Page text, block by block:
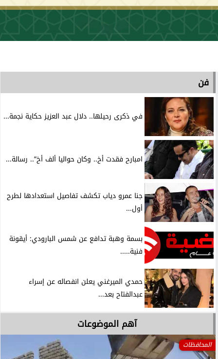
فن
في ذكرى رحيلها.. دلال عبد العزيز حكاية نجمة...
امبارح فقدت أخ.. وكان حواليا ألف أخ”.. رسالة...
جنا عمرو دياب تكشف تفاصيل استعدادها لطرح
أول...
بسمة وهبة تدافع عن شمس البارودي: أيقونة
فنية.....
حمدي الميرغني يعلن انفصاله عن إسراء
عبدالفتاح بعد...
آهم الموضوعات
المحافظات